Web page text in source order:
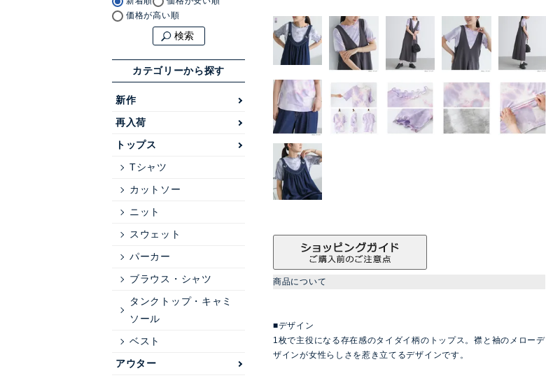
価格が高い順
検索
カテゴリーから探す
新作
再入荷
トップス
Tシャツ
カットソー
ニット
スウェット
パーカー
ブラウス・シャツ
タンクトップ・キャミ
ソール
ベスト
アウター
商品について
■デザイン
1枚で主役になる存在感のタイダイ柄のトップス。襟と袖のメローデ
ザインが女性らしさを惹き立てるデザインです。